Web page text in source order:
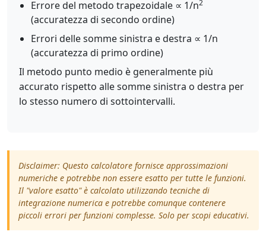
Errore del metodo trapezoidale ∝ 1/n2
(accuratezza di secondo ordine)
Errori delle somme sinistra e destra ∝ 1/n
(accuratezza di primo ordine)
Il metodo punto medio è generalmente più
accurato rispetto alle somme sinistra o destra per
lo stesso numero di sottointervalli.
Disclaimer: Questo calcolatore fornisce approssimazioni
numeriche e potrebbe non essere esatto per tutte le funzioni.
Il "valore esatto" è calcolato utilizzando tecniche di
integrazione numerica e potrebbe comunque contenere
piccoli errori per funzioni complesse. Solo per scopi educativi.